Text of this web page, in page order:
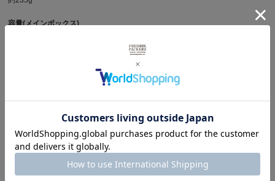
容量(メインボックス)
商品写真を見る
※製品詳細画像は実際の商品とは違う画像を使用している場合もございますので、ご注意下さい
ますようお願いします。